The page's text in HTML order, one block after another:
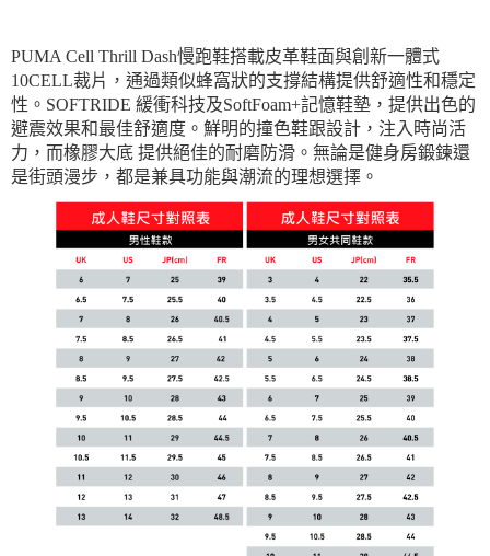
PUMA Cell Thrill Dash慢跑鞋搭載皮革鞋面與創新一體式
10CELL裁片，通過類似蜂窩狀的支撐結構提供舒適性和穩定
性。SOFTRIDE 緩衝科技及SoftFoam+記憶鞋墊，提供出色的
避震效果和最佳舒適度。鮮明的撞色鞋跟設計，注入時尚活
力，而橡膠大底 提供絕佳的耐磨防滑。無論是健身房鍛鍊還
是街頭漫步，都是兼具功能與潮流的理想選擇。